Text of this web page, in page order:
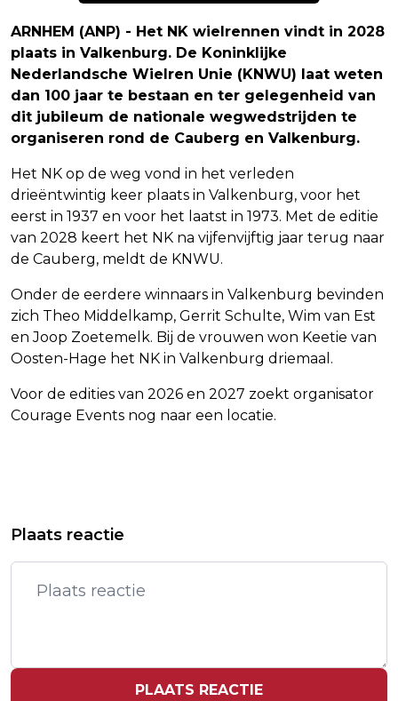
ARNHEM (ANP) - Het NK wielrennen vindt in 2028
plaats in Valkenburg. De Koninklijke
Nederlandsche Wielren Unie (KNWU) laat weten
dan 100 jaar te bestaan en ter gelegenheid van
dit jubileum de nationale wegwedstrijden te
organiseren rond de Cauberg en Valkenburg.
Het NK op de weg vond in het verleden
drieëntwintig keer plaats in Valkenburg, voor het
eerst in 1937 en voor het laatst in 1973. Met de editie
van 2028 keert het NK na vijfenvijftig jaar terug naar
de Cauberg, meldt de KNWU.
Onder de eerdere winnaars in Valkenburg bevinden
zich Theo Middelkamp, Gerrit Schulte, Wim van Est
en Joop Zoetemelk. Bij de vrouwen won Keetie van
Oosten-Hage het NK in Valkenburg driemaal.
Voor de edities van 2026 en 2027 zoekt organisator
Courage Events nog naar een locatie.
ONTVING GEEN SEPOTBRIEF VAN OM
ZORGAKKOORD ROND: VACCINATIE
GORDELROOS EN SCREENING
BORSTKANKER
Plaats reactie
PLAATS REACTIE